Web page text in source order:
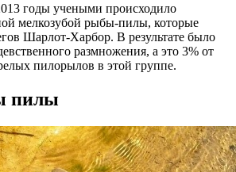
годы учеными происходило
мелкозубой рыбы-пилы, которые
Шарлот-Харбор. В результате было
размножения, а это 3% от
пилорылов в этой группе.
пилы